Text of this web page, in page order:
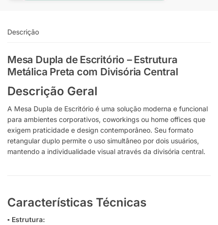
Descrição
Mesa Dupla de Escritório – Estrutura
Metálica Preta com Divisória Central
Descrição Geral
A Mesa Dupla de Escritório é uma solução moderna e funcional
para ambientes corporativos, coworkings ou home offices que
exigem praticidade e design contemporâneo. Seu formato
retangular duplo permite o uso simultâneo por dois usuários,
mantendo a individualidade visual através da divisória central.
Características Técnicas
▪ Estrutura: